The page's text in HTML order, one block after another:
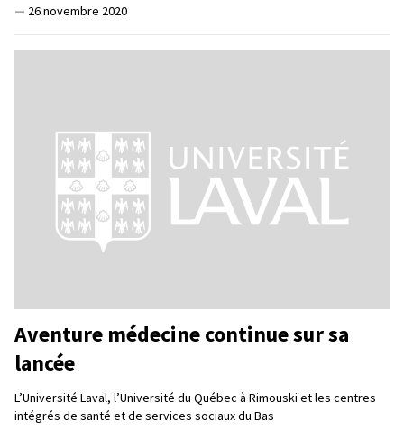
— 26 novembre 2020
Aventure médecine continue sur sa
lancée
L’Université Laval, l’Université du Québec à Rimouski et les centres
intégrés de santé et de services sociaux du Bas